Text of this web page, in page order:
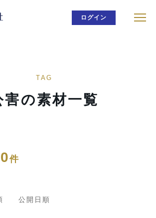
ログイン
TAG
害の素材一覧
件
公開日順